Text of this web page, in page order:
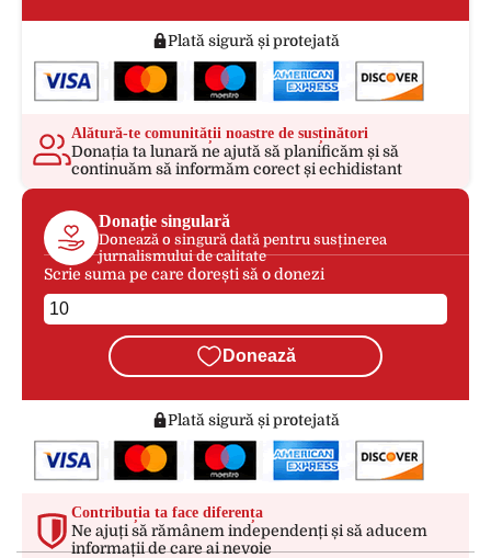
Plată sigură și protejată
Alătură-te comunității noastre de susținători
Donația ta lunară ne ajută să planificăm și să
continuăm să informăm corect și echidistant
Donație singulară
Donează o singură dată pentru susținerea
jurnalismului de calitate
Scrie suma pe care dorești să o donezi
Donează
Plată sigură și protejată
Contribuția ta face diferența
Ne ajuți să rămânem independenți și să aducem
informații de care ai nevoie